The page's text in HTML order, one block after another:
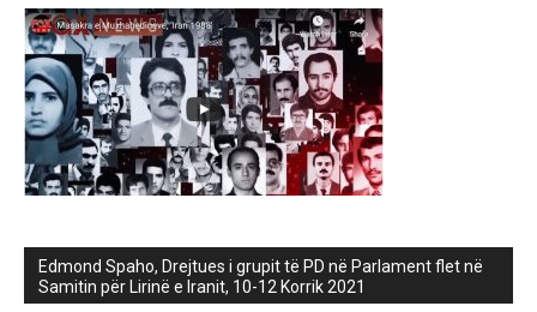
Edmond Spaho, Drejtues i grupit të PD në Parlament flet në
Samitin për Lirinë e Iranit, 10-12 Korrik 2021